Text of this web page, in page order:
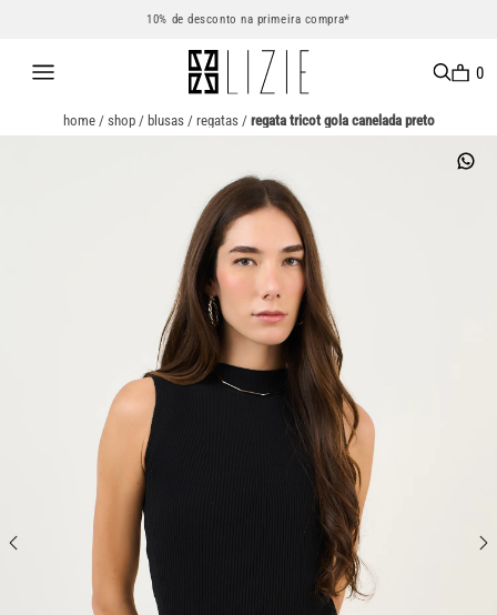
10% de desconto na primeira compra*
0
home/ shop/ blusas/ regatas/ regata tricot gola canelada preto